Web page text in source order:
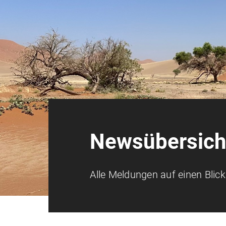
Alle Meldungen auf einen